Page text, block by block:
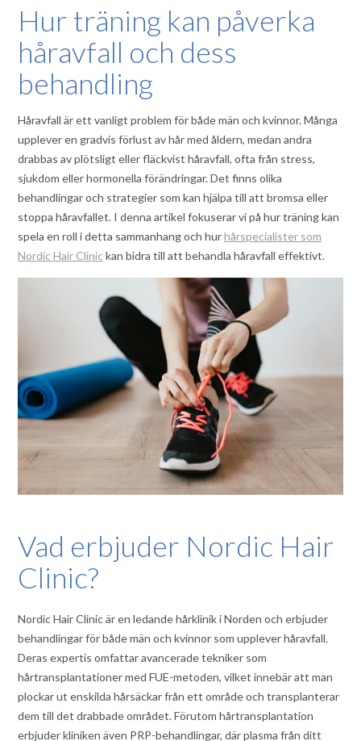
Hur träning kan påverka
håravfall och dess
behandling
Håravfall är ett vanligt problem för både män och kvinnor. Många
upplever en gradvis förlust av hår med åldern, medan andra
drabbas av plötsligt eller fläckvist håravfall, ofta från stress,
sjukdom eller hormonella förändringar. Det finns olika
behandlingar och strategier som kan hjälpa till att bromsa eller
stoppa håravfallet. I denna artikel fokuserar vi på hur träning kan
spela en roll i detta sammanhang och hurhårspecialister som
Nordic Hair Clinic kan bidra till att behandla håravfall effektivt.
Vad erbjuder Nordic Hair
Clinic?
Nordic Hair Clinic är en ledande hårklinik i Norden och erbjuder
behandlingar för både män och kvinnor som upplever håravfall.
Deras expertis omfattar avancerade tekniker som
hårtransplantationer med FUE-metoden, vilket innebär att man
plockar ut enskilda hårsäckar från ett område och transplanterar
dem till det drabbade området. Förutom hårtransplantation
erbjuder kliniken även PRP-behandlingar, där plasma från ditt